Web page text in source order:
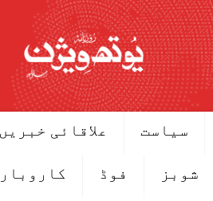
سیاست علاقائی خبریں
شوبز فوڈ کاروبار